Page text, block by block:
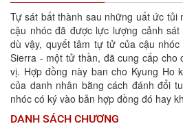
Tự sát bất thành sau những uất ức tủi
cậu nhóc đã được lực lượng cảnh
dù vậy, quyết tâm tự tử của cậu
Sierra - một tử thần, đã cung cấp cho
vị. Hợp đồng này ban cho Kyung Ho
của danh nhân bằng cách đánh đổi
nhóc có ký vào bản hợp đồng đó hay
DANH SÁCH CHƯƠNG